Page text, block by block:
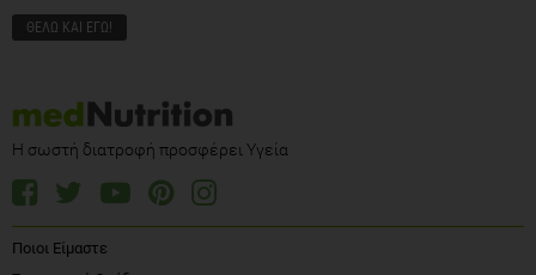
Η σωστή διατροφή προσφέρει Υγεία
Ποιοι Είμαστε